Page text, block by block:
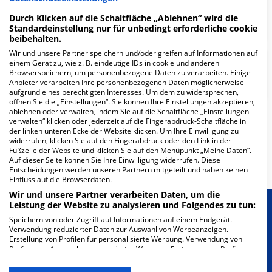
Endoprothetik
Neurologie Stroke Unit (Phase A)
WeitereFachabteilungen 12
Mehr Informationen
Besondere Merkmale
Berücksichtigung von besonderem
Durch Klicken auf die Schaltfläche „Ablehnen“ wird die
Standardeinstellung nur für unbedingt erforderliche cookie
beibehalten.
Wir und unsere Partner speichern und/oder greifen auf Informationen auf
einem Gerät zu, wie z. B. eindeutige IDs in cookie und anderen
Browserspeichern, um personenbezogene Daten zu verarbeiten. Einige
Anbieter verarbeiten Ihre personenbezogenen Daten möglicherweise
aufgrund eines berechtigten Interesses. Um dem zu widersprechen,
öffnen Sie die „Einstellungen“. Sie können Ihre Einstellungen akzeptieren,
ablehnen oder verwalten, indem Sie auf die Schaltfläche „Einstellungen
verwalten“ klicken oder jederzeit auf die Fingerabdruck-Schaltfläche in
der linken unteren Ecke der Website klicken. Um Ihre Einwilligung zu
widerrufen, klicken Sie auf den Fingerabdruck oder den Link in der
Fußzeile der Website und klicken Sie auf den Menüpunkt „Meine Daten“.
Auf dieser Seite können Sie Ihre Einwilligung widerrufen. Diese
Entscheidungen werden unseren Partnern mitgeteilt und haben keinen
Einfluss auf die Browserdaten.
Wir und unsere Partner verarbeiten Daten, um die
Leistung der Website zu analysieren und Folgendes zu tun:
Speichern von oder Zugriff auf Informationen auf einem Endgerät.
Verwendung reduzierter Daten zur Auswahl von Werbeanzeigen.
Erstellung von Profilen für personalisierte Werbung. Verwendung von
Profilen zur Auswahl personalisierter Werbung. Erstellung von Profilen
personalisierter Inhalte. Messung der Werbeleistung. Messung der